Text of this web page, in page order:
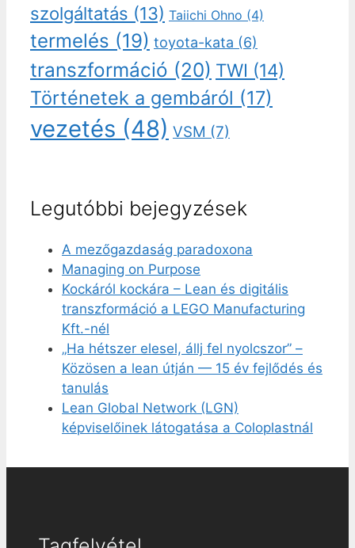
szolgáltatás (13) Taiichi Ohno (4)
termelés (19) toyota-kata (6)
transzformáció (20) TWI (14)
Történetek a gembáról (17)
vezetés (48) VSM (7)
Legutóbbi bejegyzések
A mezőgazdaság paradoxona
Managing on Purpose
Kockáról kockára – Lean és digitális
transzformáció a LEGO Manufacturing
Kft.-nél
„Ha hétszer elesel, állj fel nyolcszor” –
Közösen a lean útján — 15 év fejlődés és
tanulás
Lean Global Network (LGN)
képviselőinek látogatása a Coloplastnál